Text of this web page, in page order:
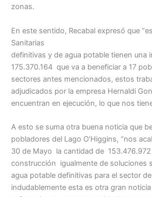
zonas.
En este sentido, Recabal expresó que
Sanitarias
definitivas y de agua potable tienen una
175.370.164 que va a beneficiar a 17
sectores antes mencionados, estos
adjudicados por la empresa Hernaldi
encuentran en ejecución, lo que nos
A esto se suma otra buena noticia que
pobladores del Lago O’Higgins, “nos
30 de Mayo la cantidad de 153.476.972
construcción igualmente de soluciones
agua potable definitivas para el sector de
indudablemente esta es otra gran